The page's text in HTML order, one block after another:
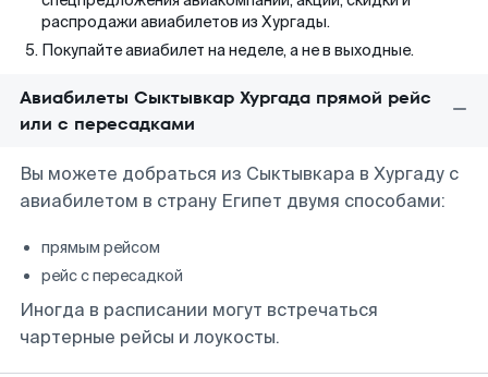
распродажи авиабилетов из Хургады.
Покупайте авиабилет на неделе, а не в выходные.
Авиабилеты Сыктывкар Хургада прямой рейс
или с пересадками
Вы можете добраться из Сыктывкара в Хургаду с
авиабилетом в страну Египет двумя способами:
прямым рейсом
рейс с пересадкой
Иногда в расписании могут встречаться
чартерные рейсы и лоукосты.